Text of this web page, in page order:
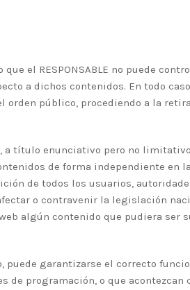
el RESPONSABLE no puede
a dichos contenidos. En todo
público, procediendo a la
a título enunciativo pero no
de forma independiente en la
de todos los usuarios,
o contravenir la legislación
algún contenido que pudiera ser
garantizarse el correcto
de programación, o que